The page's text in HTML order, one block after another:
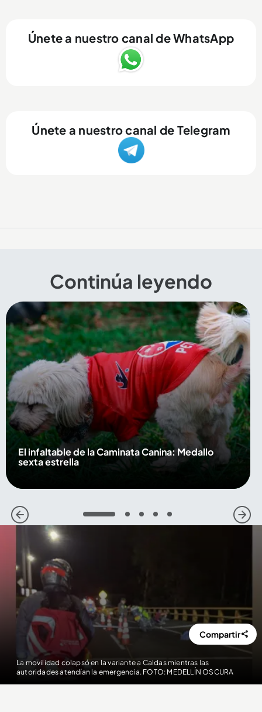
Únete a nuestro canal de WhatsApp
Únete a nuestro canal de Telegram
Continúa leyendo
El infaltable de la Caminata Canina: Medallo
sexta estrella
1 2 3 4 5
La movilidad colapsó en la variante a Caldas mientras las
autoridades atendían la emergencia. FOTO: MEDELLÍN OSCURA
Compartir